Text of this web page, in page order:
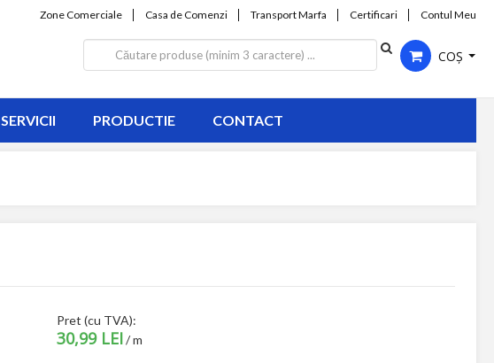
Zone Comerciale Casa de Comenzi Transport Marfa Certificari Contul Meu
COȘ
SERVICII PRODUCTIE CONTACT
Pret (cu TVA):
30,99 LEI / m